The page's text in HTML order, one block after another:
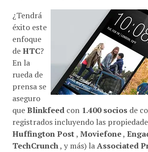
¿Tendrá
éxito este
enfoque
deHTC?
En la
rueda de
prensa se
aseguro
queBlinkfeed con 1.400 socios de
registrados incluyendo las
Huffington Post, Moviefone,
TechCrunch, y más) laAssociated